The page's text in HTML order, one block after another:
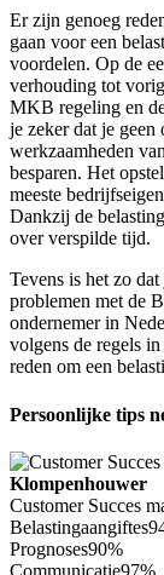
Er zijn genoeg
gaan voor een
voordelen. Op de
verhouding tot
MKB regeling en
je zeker dat je geen
werkzaamheden
besparen. Het
meeste
Dankzij de
over verspilde tijd.
Tevens is het zo
problemen met de
ondernemer in
volgens de regels
reden om een
Persoonlijke tips
Klompenhouwer
Customer Succes
Belastingaangiftes
Prognoses90%
Communicatie97%